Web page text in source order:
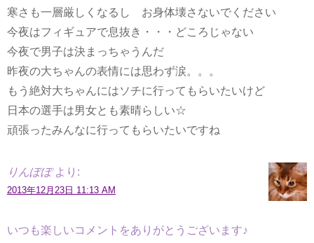
寒さも一層厳しくなるし お身体壊さないでください
今夜はフィギュアで息抜き・・・どころじゃない
今夜で男子は決まっちゃうんだ
昨夜の大ちゃんの表情には思わず涙。。。
もう絶対大ちゃんにはソチに行ってもらいたいけど
日本の選手は男女とも素晴らしい☆
頑張ったみんなに行ってもらいたいですね
りんぽぽ より:
2013年12月23日 11:13 AM
いつも楽しいコメントをありがとうございます♪